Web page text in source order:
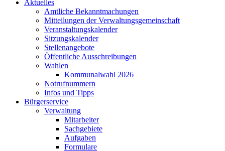
Aktuelles
Amtliche Bekanntmachungen
Mitteilungen der Verwaltungsgemeinschaft
Veranstaltungskalender
Sitzungskalender
Stellenangebote
Öffentliche Ausschreibungen
Wahlen
Kommunalwahl 2026
Notrufnummern
Infos und Tipps
Bürgerservice
Verwaltung
Mitarbeiter
Sachgebiete
Aufgaben
Formulare